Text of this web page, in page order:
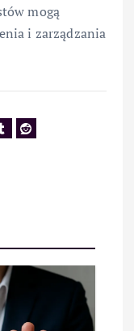
mogą
i zarządzania